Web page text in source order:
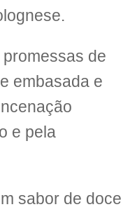
de
embasada e
e pela
sabor de doce